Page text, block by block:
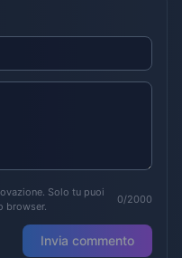
Solo tu puoi
browser.
0/2000
Invia commento